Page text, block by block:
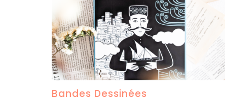
Bandes Dessinées